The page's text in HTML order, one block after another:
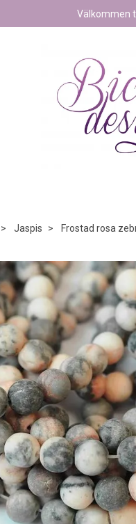
Välkommen
Jaspis Frostad rosa